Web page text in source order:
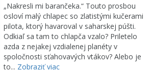
„Nakresli mi barančeka.“ Touto prosbou
osloví malý chlapec so zlatistými kučerami
pilota, ktorý havaroval v saharskej púšti.
Odkiaľ sa tam to chlapča vzalo? Priletelo
azda z nejakej vzdialenej planéty v
spoločnosti sťahovavých vtákov? Alebo je
to... Zobraziť viac